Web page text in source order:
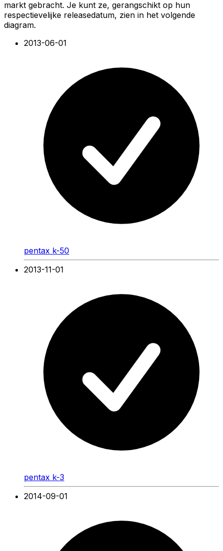
markt gebracht. Je kunt ze, gerangschikt op hun
respectievelijke releasedatum, zien in het volgende
diagram.
2013-06-01
pentax k-50
2013-11-01
pentax k-3
2014-09-01